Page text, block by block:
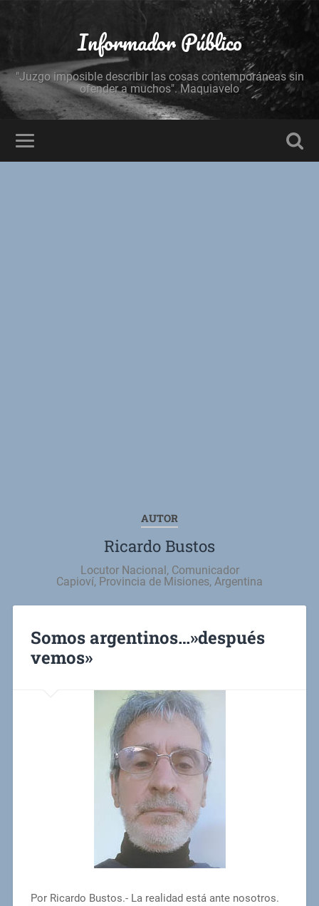
Informador Público
"Juzgo imposible describir las cosas contemporáneas sin
ofender a muchos". Maquiavelo
AUTOR
Ricardo Bustos
Locutor Nacional, Comunicador
Capioví, Provincia de Misiones, Argentina
Somos argentinos…»después
vemos»
Por Ricardo Bustos.- La realidad está ante nosotros.